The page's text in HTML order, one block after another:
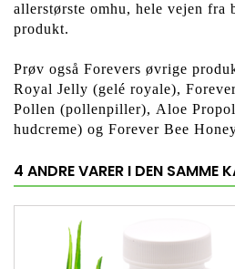
allerstørste omhu, hele vejen
produkt.
Prøv også Forevers øvrige
Royal Jelly (gelé royale),
Pollen (pollenpiller), Aloe
hudcreme) og Forever Bee
4 ANDRE VARER I DEN SAMME